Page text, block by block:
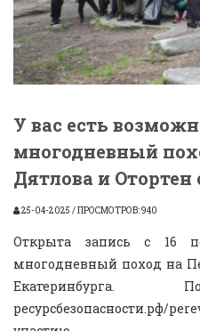
У вас есть
многодневный
Дятлова и Отортен
25-04-2025 / ПРОСМОТРОВ: 940
Открыта запись с 16
многодневный поход на
Екатеринбурга.
ресурсбезопасности.рф/